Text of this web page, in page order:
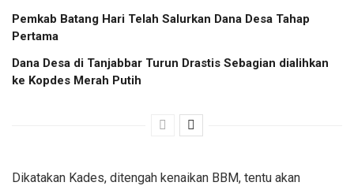
Pemkab Batang Hari Telah Salurkan Dana Desa Tahap
Pertama
Dana Desa di Tanjabbar Turun Drastis Sebagian dialihkan
ke Kopdes Merah Putih
Dikatakan Kades, ditengah kenaikan BBM, tentu akan